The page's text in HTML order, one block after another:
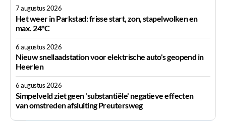
7 augustus 2026
Het weer in Parkstad: frisse start, zon, stapelwolken en
max. 24°C
6 augustus 2026
Nieuw snellaadstation voor elektrische auto's geopend in
Heerlen
6 augustus 2026
Simpelveld ziet geen 'substantiële' negatieve effecten
van omstreden afsluiting Preutersweg